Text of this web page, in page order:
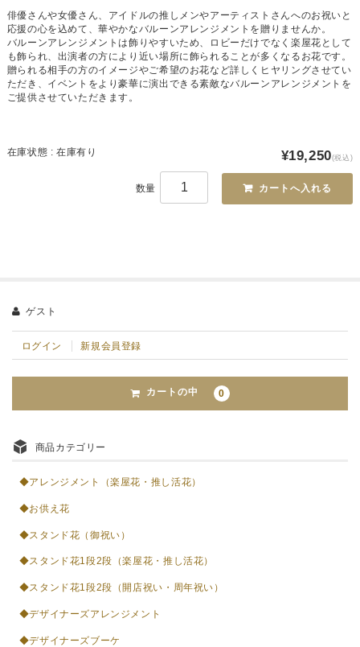
俳優さんや女優さん、アイドルの推しメンやアーティストさんへのお祝いと
応援の心を込めて、華やかなバルーンアレンジメントを贈りませんか。
バルーンアレンジメントは飾りやすいため、ロビーだけでなく楽屋花として
も飾られ、出演者の方により近い場所に飾られることが多くなるお花です。
贈られる相手の方のイメージやご希望のお花など詳しくヒヤリングさせてい
ただき、イベントをより豪華に演出できる素敵なバルーンアレンジメントを
ご提供させていただきます。
在庫状態 : 在庫有り ¥19,250(税込)
数量
ゲスト
ログイン 新規会員登録
カートの中 0
商品カテゴリー
◆アレンジメント（楽屋花・推し活花）
◆お供え花
◆スタンド花（御祝い）
◆スタンド花1段2段（楽屋花・推し活花）
◆スタンド花1段2段（開店祝い・周年祝い）
◆デザイナーズアレンジメント
◆デザイナーズブーケ